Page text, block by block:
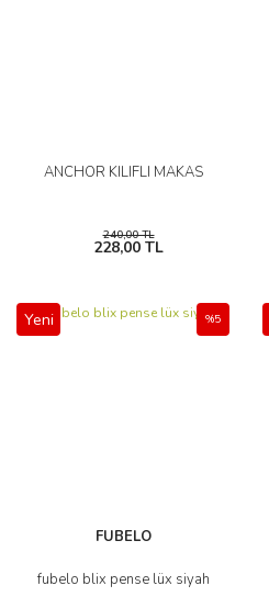
ANCHOR KILIFLI MAKAS
240,00 TL
228,00 TL
Yeni
FUBELO
fubelo blix pense lüx siyah
%5